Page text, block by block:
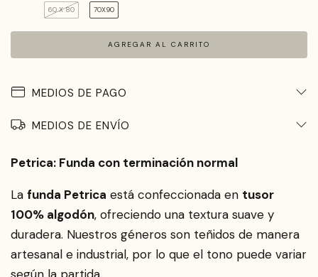
60 X 80 70X90
MEDIOS DE PAGO
MEDIOS DE ENVÍO
Petrica: Funda con terminación normal
La funda Petrica está confeccionada en tusor
100% algodón, ofreciendo una textura suave y
duradera. Nuestros géneros son teñidos de manera
artesanal e industrial, por lo que el tono puede variar